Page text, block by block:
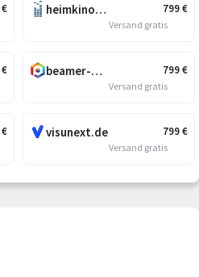
€
€
€
799€
heimkino.de
Versand gratis
799€
beamer-discount.de
Versand gratis
799€
visunext.de
Versand gratis